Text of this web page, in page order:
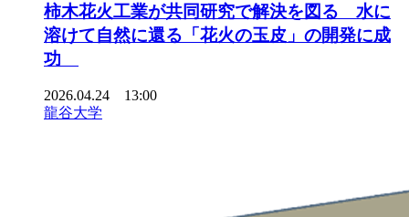
柿木花火工業が共同研究で解決を図る 水に
溶けて自然に還る「花火の玉皮」の開発に成
功
2026.04.24 13:00
龍谷大学